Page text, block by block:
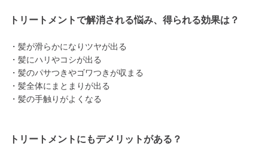
トリートメントで解消される悩み、得られる効果は？
・髪が滑らかになりツヤが出る
・髪にハリやコシが出る
・髪のパサつきやゴワつきが収まる
・髪全体にまとまりが出る
・髪の手触りがよくなる
トリートメントにもデメリットがある？